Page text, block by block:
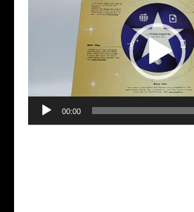
00:00